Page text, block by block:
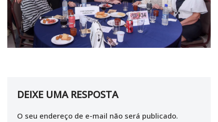
DEIXE UMA RESPOSTA
O seu endereço de e-mail não será publicado.